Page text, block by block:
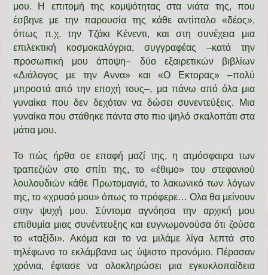
μου. Η επιτομή της κομψότητας στα νιάτα της, που
έσβηνε με την παρουσία της κάθε αντίπαλο «δέος»,
όπως π.χ. την Τζάκι Κένεντι, και στη συνέχεια μια
επιλεκτική κοσμοκαλόγρια, συγγραφέας –κατά την
προσωπική μου άποψη– δύο εξαιρετικών βιβλίων
«Διάλογος με την Αννα» και «Ο Εκτορας» –πολύ
μπροστά από την εποχή τους–, μα πάνω από όλα μια
γυναίκα που δεν δεχόταν να δώσει συνεντεύξεις. Μια
γυναίκα που στάθηκε πάντα στο πιο ψηλό σκαλοπάτι στα
μάτια μου.
Το πώς ήρθα σε επαφή μαζί της, η ατμόσφαιρα των
τραπεζιών στο σπίτι της, το «έθιμο» του στεφανιού
λουλουδιών κάθε Πρωτομαγιά, το λακωνικό των λόγων
της, το «χρυσό μου» όπως το πρόφερε… Ολα θα μείνουν
στην ψυχή μου. Σύντομα αγνόησα την αρχική μου
επιθυμία μιας συνέντευξης και ευγνωμονούσα ότι ζούσα
το «ταξίδι». Ακόμα και το να μιλάμε λίγα λεπτά στο
τηλέφωνο το εκλάμβανα ως ύψιστο προνόμιο. Πέρασαν
χρόνια, έφτασε να ολοκληρώσει μια εγκυκλοπαίδεια